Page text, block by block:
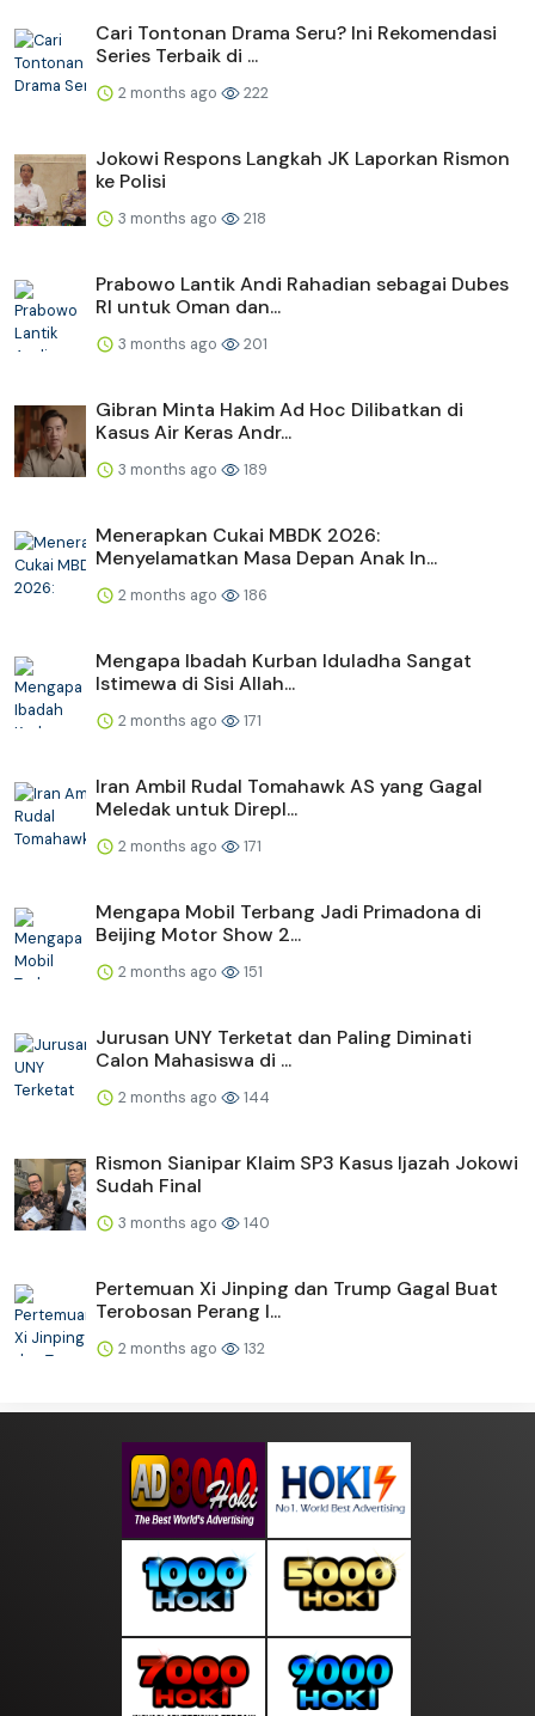
Cari Tontonan Drama Seru? Ini Rekomendasi
Series Terbaik di ...
2 months ago 222
Jokowi Respons Langkah JK Laporkan Rismon
ke Polisi
3 months ago 218
Prabowo Lantik Andi Rahadian sebagai Dubes
RI untuk Oman dan...
3 months ago 201
Gibran Minta Hakim Ad Hoc Dilibatkan di
Kasus Air Keras Andr...
3 months ago 189
Menerapkan Cukai MBDK 2026:
Menyelamatkan Masa Depan Anak In...
2 months ago 186
Mengapa Ibadah Kurban Iduladha Sangat
Istimewa di Sisi Allah...
2 months ago 171
Iran Ambil Rudal Tomahawk AS yang Gagal
Meledak untuk Direpl...
2 months ago 171
Mengapa Mobil Terbang Jadi Primadona di
Beijing Motor Show 2...
2 months ago 151
Jurusan UNY Terketat dan Paling Diminati
Calon Mahasiswa di ...
2 months ago 144
Rismon Sianipar Klaim SP3 Kasus Ijazah Jokowi
Sudah Final
3 months ago 140
Pertemuan Xi Jinping dan Trump Gagal Buat
Terobosan Perang I...
2 months ago 132